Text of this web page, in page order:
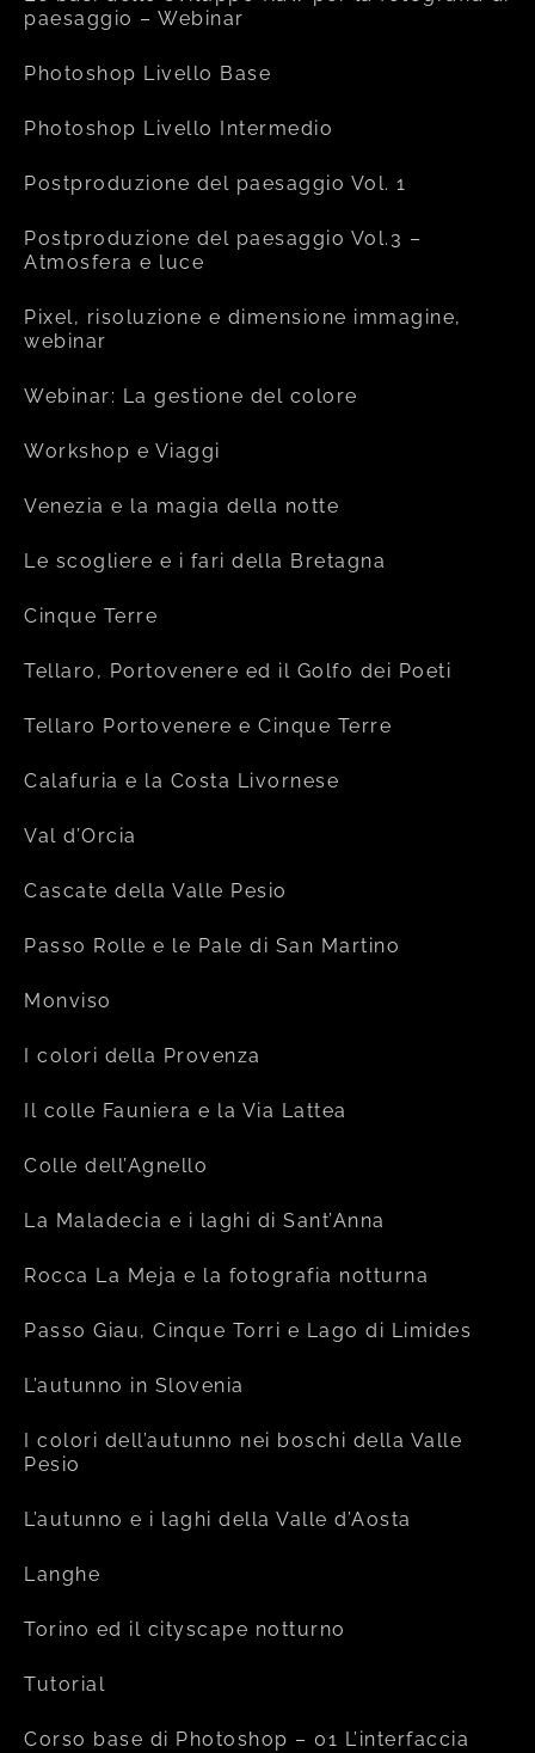
paesaggio – Webinar
Photoshop Livello Base
Photoshop Livello Intermedio
Postproduzione del paesaggio Vol. 1
Postproduzione del paesaggio Vol.3 –
Atmosfera e luce
Pixel, risoluzione e dimensione immagine,
webinar
Webinar: La gestione del colore
Workshop e Viaggi
Venezia e la magia della notte
Le scogliere e i fari della Bretagna
Cinque Terre
Tellaro, Portovenere ed il Golfo dei Poeti
Tellaro Portovenere e Cinque Terre
Calafuria e la Costa Livornese
Val d’Orcia
Cascate della Valle Pesio
Passo Rolle e le Pale di San Martino
Monviso
I colori della Provenza
Il colle Fauniera e la Via Lattea
Colle dell’Agnello
La Maladecia e i laghi di Sant’Anna
Rocca La Meja e la fotografia notturna
Passo Giau, Cinque Torri e Lago di Limides
L’autunno in Slovenia
I colori dell’autunno nei boschi della Valle
Pesio
L’autunno e i laghi della Valle d’Aosta
Langhe
Torino ed il cityscape notturno
Tutorial
Corso base di Photoshop – 01 L’interfaccia